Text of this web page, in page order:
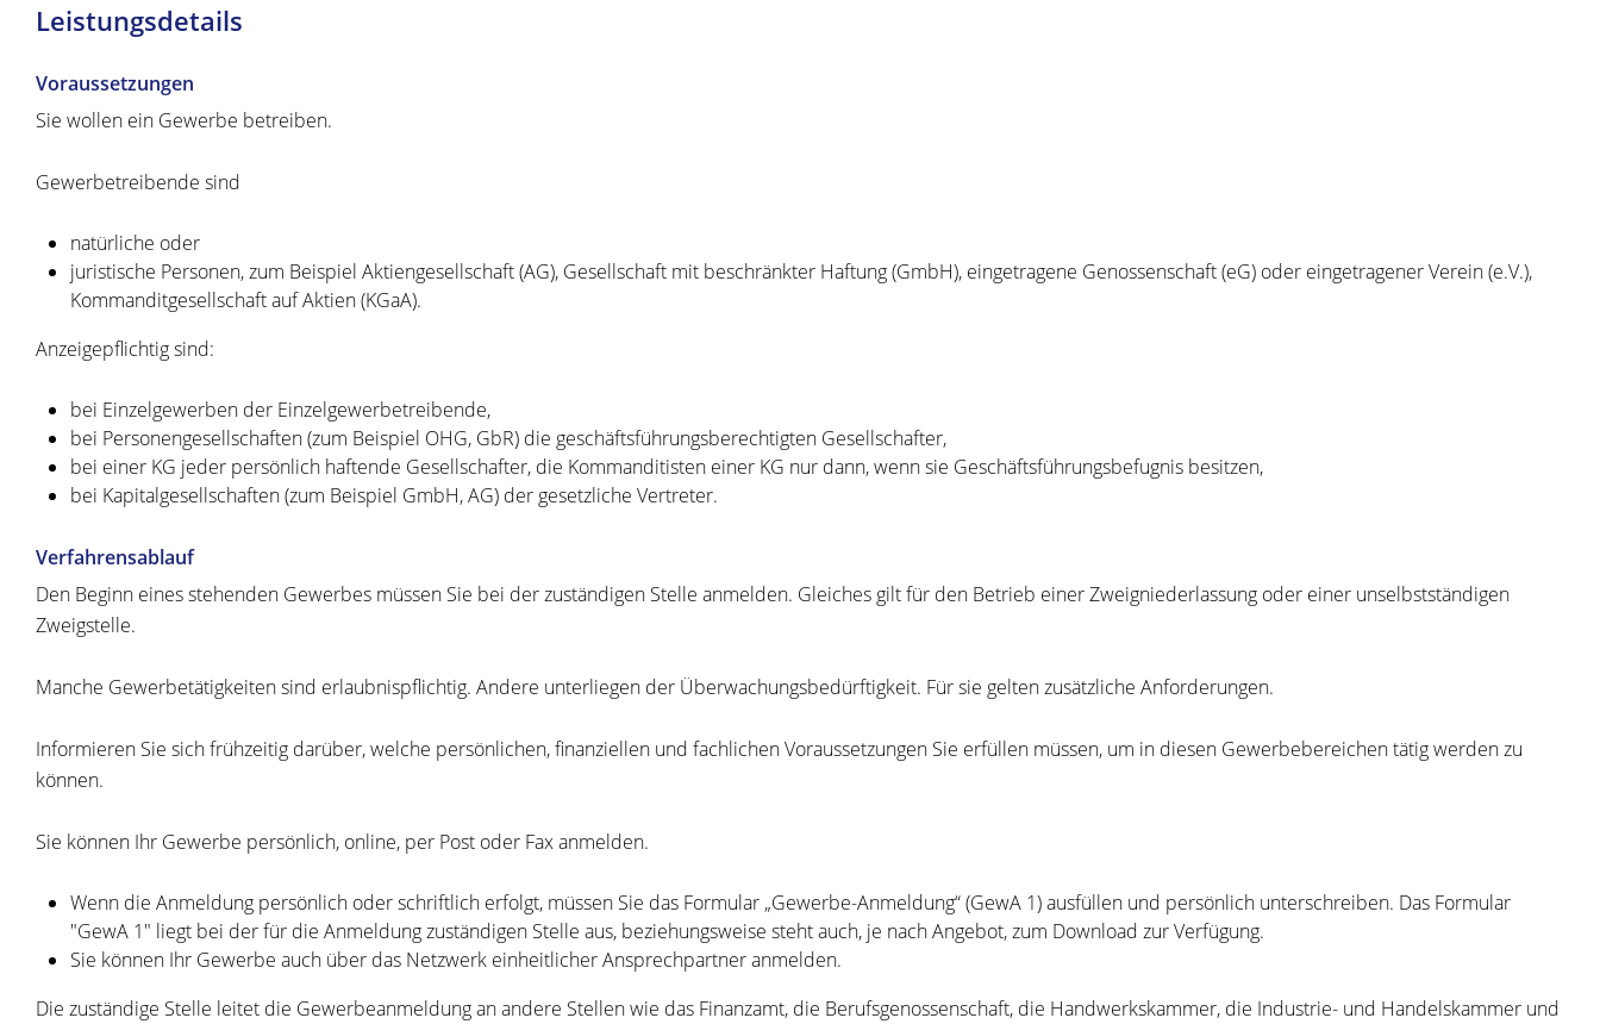
Leistungsdetails
Voraussetzungen
Sie wollen ein Gewerbe betreiben.
Gewerbetreibende sind
natürliche oder
juristische Personen, zum Beispiel Aktiengesellschaft (AG), Gesellschaft mit beschränkter Haftung (GmbH), eingetragene Genossenschaft (eG) oder eingetragener Verein (e.V.),
Kommanditgesellschaft auf Aktien (KGaA).
Anzeigepflichtig sind:
bei Einzelgewerben der Einzelgewerbetreibende,
bei Personengesellschaften (zum Beispiel OHG, GbR) die geschäftsführungsberechtigten Gesellschafter,
bei einer KG jeder persönlich haftende Gesellschafter, die Kommanditisten einer KG nur dann, wenn sie Geschäftsführungsbefugnis besitzen,
bei Kapitalgesellschaften (zum Beispiel GmbH, AG) der gesetzliche Vertreter.
Verfahrensablauf
Den Beginn eines stehenden Gewerbes müssen Sie bei der zuständigen Stelle anmelden. Gleiches gilt für den Betrieb einer Zweigniederlassung oder einer unselbstständigen
Zweigstelle.
Manche Gewerbetätigkeiten sind erlaubnispflichtig. Andere unterliegen der Überwachungsbedürftigkeit. Für sie gelten zusätzliche Anforderungen.
Informieren Sie sich frühzeitig darüber, welche persönlichen, finanziellen und fachlichen Voraussetzungen Sie erfüllen müssen, um in diesen Gewerbebereichen tätig werden zu
können.
Sie können Ihr Gewerbe persönlich, online, per Post oder Fax anmelden.
Wenn die Anmeldung persönlich oder schriftlich erfolgt, müssen Sie das Formular „Gewerbe-Anmeldung“ (GewA 1) ausfüllen und persönlich unterschreiben. Das Formular
"GewA 1" liegt bei der für die Anmeldung zuständigen Stelle aus, beziehungsweise steht auch, je nach Angebot, zum Download zur Verfügung.
Sie können Ihr Gewerbe auch über das Netzwerk einheitlicher Ansprechpartner anmelden.
Die zuständige Stelle leitet die Gewerbeanmeldung an andere Stellen wie das Finanzamt, die Berufsgenossenschaft, die Handwerkskammer, die Industrie- und Handelskammer und